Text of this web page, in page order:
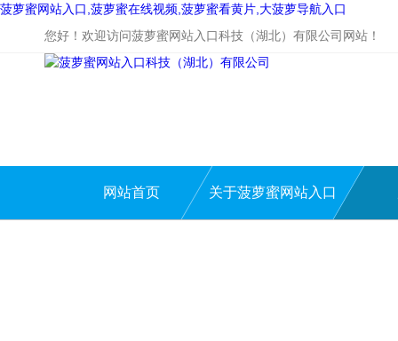
菠萝蜜网站入口,菠萝蜜在线视频,菠萝蜜看黄片,大菠萝导航入口
您好！欢迎访问菠萝蜜网站入口科技（湖北）有限公司网站！
网站首页 关于菠萝蜜网站入口